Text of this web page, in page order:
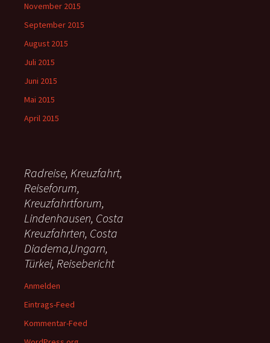
November 2015
September 2015
August 2015
Juli 2015
Juni 2015
Mai 2015
April 2015
Radreise, Kreuzfahrt,
Reiseforum,
Kreuzfahrtforum,
Lindenhausen, Costa
Kreuzfahrten, Costa
Diadema,Ungarn,
Türkei, Reisebericht
Anmelden
Eintrags-Feed
Kommentar-Feed